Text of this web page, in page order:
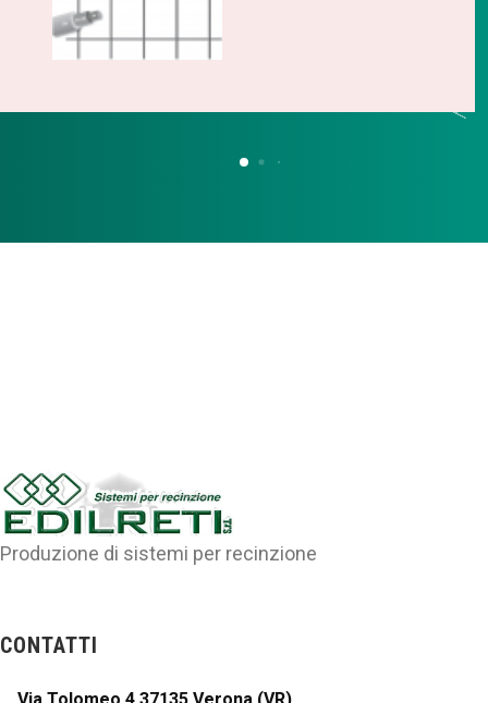
Produzione di sistemi per recinzione
CONTATTI